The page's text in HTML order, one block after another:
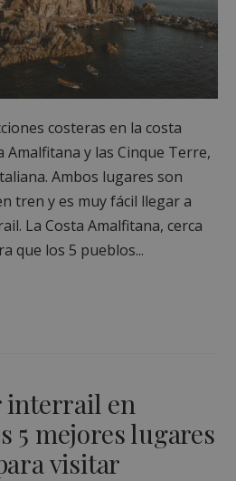
costeras en la costa
Amalfitana y las Cinque Terre,
Ambos lugares son
tren y es muy fácil llegar a
La Costa Amalfitana, cerca
que los 5 pueblos...
interrail en
5 mejores lugares
visitar